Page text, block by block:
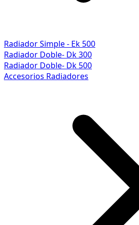
Radiador Simple - Ek 500
Radiador Doble- Dk 300
Radiador Doble- Dk 500
Accesorios Radiadores